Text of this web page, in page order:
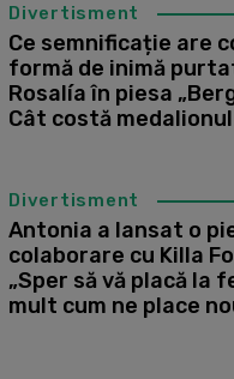
Divertisment
Ce semnificație are
formă de inimă
Rosalía în piesa
Cât costă medalionul
Divertisment
Antonia a lansat o
colaborare cu Killa
„Sper să vă placă la
mult cum ne place